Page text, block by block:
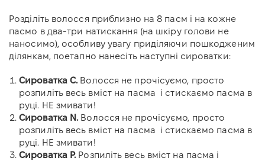
Розділіть волосся приблизно на 8 пасм і на кожне
пасмо в два-три натискання (на шкіру голови не
наносимо), особливу увагу приділяючи пошкодженим
ділянкам, поетапно нанесіть наступні сироватки:
Сироватка С. Волосся не прочісуємо, просто
розпиліть весь вміст на пасма і стискаємо пасма в
руці. НЕ змивати!
Сироватка N.Волосся не прочісуємо, просто
розпиліть весь вміст на пасма і стискаємо пасма в
руці. НЕ змивати!
Сироватка Р. Розпиліть весь вміст на пасма і